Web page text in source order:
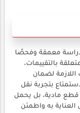
دراسة معمقة وفحصًا
بالتقييمات،
اللازمة لضمان
بتجربة نقل
قطع مادية، بل يحمل
العناية به واطمئن